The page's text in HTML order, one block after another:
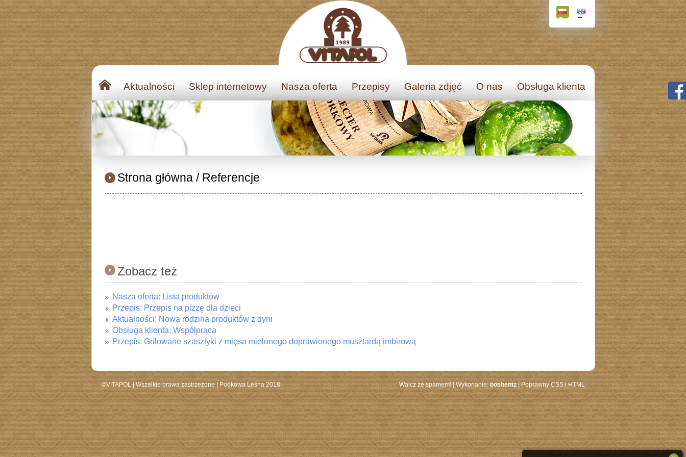
PolskiEnglish
Aktualności Sklep internetowy Nasza oferta Przepisy Galeria zdjęć O nas Obsługa klienta
Strona główna/ Referencje
Zobacz też
Nasza oferta: Lista produktów
Przepis: Przepis na pizzę dla dzieci
Aktualności: Nowa rodzina produktów z dyni
Obsługa klienta: Współpraca
Przepis: Grilowane szaszłyki z mięsa mielonego doprawionego musztardą imbirową
©VITAPOL |Wszelkie prawa zastrzeżone| Podkowa Leśna 2018 Walcz ze spamem!| Wykonanie:boshentz| Poprawny CSS i HTML